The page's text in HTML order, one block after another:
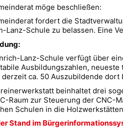
möge beschließen:
fordert die
Lanz-Schule zu belassen. Eine
Lanz-Schule verfügt über
Ausbildungszahlen,
ca. 50 Auszubildende dort
beinhaltet drei
Raum zur Steuerung der CNC-
Schulen in die
Stand im